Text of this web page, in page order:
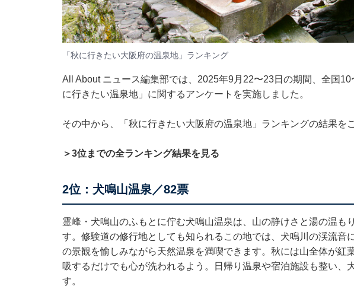
「秋に行きたい大阪府の温泉地」ランキング
All About ニュース編集部では、2025年9月22〜23日の期間、全国
に行きたい温泉地」に関するアンケートを実施しました。
その中から、「秋に行きたい大阪府の温泉地」ランキングの結果を
＞3位までの全ランキング結果を見る
2位：犬鳴山温泉／82票
霊峰・犬鳴山のふもとに佇む犬鳴山温泉は、山の静けさと湯の温も
す。修験道の修行地としても知られるこの地では、犬鳴川の渓流音
の景観を愉しみながら天然温泉を満喫できます。秋には山全体が紅
吸するだけでも心が洗われるよう。日帰り温泉や宿泊施設も整い、
す。